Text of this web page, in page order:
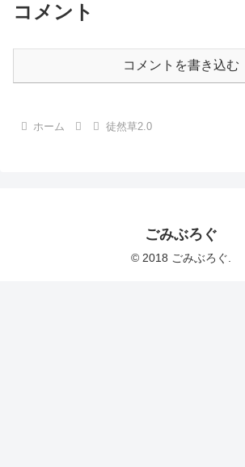
コメント
コメントを書き込む
ホーム 徒然草2.0
ごみぶろぐ
© 2018 ごみぶろぐ.